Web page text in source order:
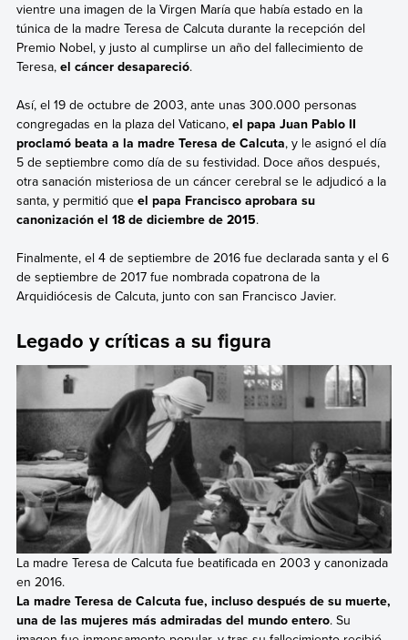
vientre una imagen de la Virgen María que había estado en la
túnica de la madre Teresa de Calcuta durante la recepción del
Premio Nobel, y justo al cumplirse un año del fallecimiento de
Teresa, el cáncer desapareció.
Así, el 19 de octubre de 2003, ante unas 300.000 personas
congregadas en la plaza del Vaticano, el papa Juan Pablo II
proclamó beata a la madre Teresa de Calcuta, y le asignó el día
5 de septiembre como día de su festividad. Doce años después,
otra sanación misteriosa de un cáncer cerebral se le adjudicó a la
santa, y permitió que el papa Francisco aprobara su
canonización el 18 de diciembre de 2015.
Finalmente, el 4 de septiembre de 2016 fue declarada santa y el 6
de septiembre de 2017 fue nombrada copatrona de la
Arquidiócesis de Calcuta, junto con san Francisco Javier.
Legado y críticas a su figura
La madre Teresa de Calcuta fue beatificada en 2003 y canonizada
en 2016.
La madre Teresa de Calcuta fue, incluso después de su muerte,
una de las mujeres más admiradas del mundo entero. Su